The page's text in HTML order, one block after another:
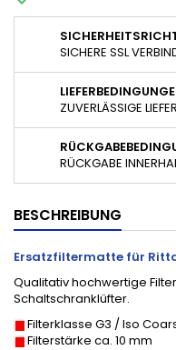
SICHERE SSL
ZUVERLÄSSIGE
RÜCKGABE
BESCHREIBUNG
Ersatzfiltermatte für
Qualitativ hochwertige
Schaltschranklüfter.
Filterklasse G3 / Iso
Filterstärke ca. 10 mm